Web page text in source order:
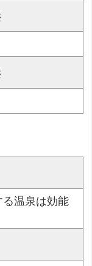
温泉は効能